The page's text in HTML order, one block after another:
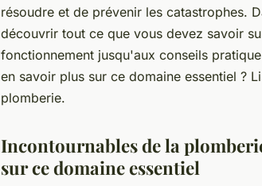
résoudre et de prévenir les catastrophes.
découvrir tout ce que vous devez savoir
fonctionnement jusqu'aux conseils
en savoir plus sur ce domaine essentiel ?
plomberie.
Incontournables de la
sur ce domaine essentiel